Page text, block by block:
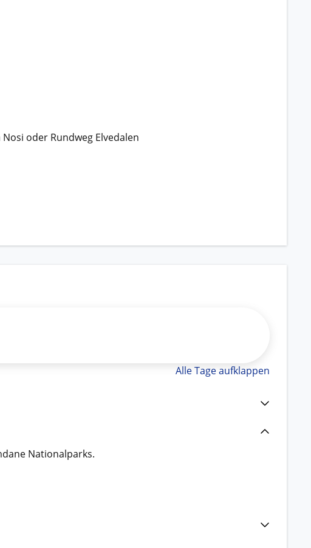
oder Rundweg Elvedalen
Alle Tage aufklappen
Nationalparks.